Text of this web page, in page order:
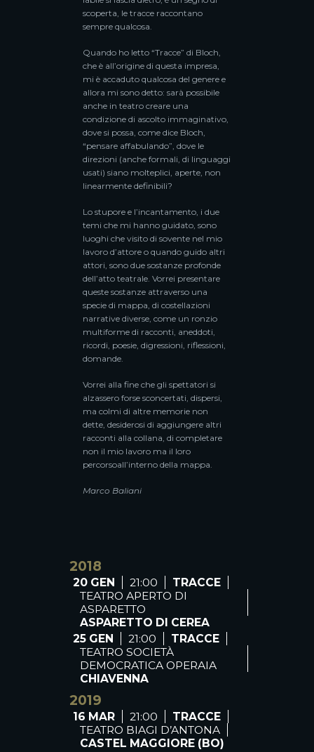
scoperta, le tracce raccontano
sempre qualcosa.
Quando ho letto “Tracce” di Bloch,
che è all’origine di questa impresa,
mi è accaduto qualcosa del genere e
allora mi sono detto: sarà possibile
anche in teatro creare una
condizione di ascolto immaginativo,
dove si possa, come dice Bloch,
“pensare affabulando”, dove le
direzioni (anche formali, di linguaggi
usati) siano molteplici, aperte, non
linearmente definibili?
Lo stupore e l’incantamento, i due
temi che mi hanno guidato, sono
luoghi che visito di sovente nel mio
lavoro d’attore o quando guido altri
attori, sono due sostanze profonde
dell’atto teatrale. Vorrei presentare
queste sostanze attraverso una
specie di mappa, di costellazioni
narrative diverse, come un ronzio
multiforme di racconti, aneddoti,
ricordi, poesie, digressioni, riflessioni,
domande.
Vorrei alla fine che gli spettatori si
alzassero forse sconcertati, dispersi,
ma colmi di altre memorie non
dette, desiderosi di aggiungere altri
racconti alla collana, di completare
non il mio lavoro ma il loro
percorsoall’interno della mappa.
Marco Baliani
2018
20 GEN 21:00
TRACCE
TEATRO APERTO DI
ASPARETTO
ASPARETTO DI CEREA
25 GEN
21:00
TRACCE
TEATRO SOCIETÀ
DEMOCRATICA OPERAIA
CHIAVENNA
2019
16 MAR 21:00
TRACCE
TEATRO BIAGI D’ANTONA
CASTEL MAGGIORE (BO)